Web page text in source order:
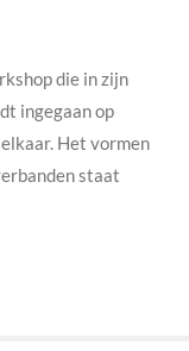
die in zijn
ingegaan op
Het vormen
staat